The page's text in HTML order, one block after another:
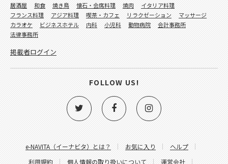
e-NAVITA（イーナビタ）とは？ お気に入り
ヘルプ
利用規約
個人情報の取り扱いについて 運営会社
居酒屋 和食 焼き鳥 懐石・会席料理 焼肉
イタリア料理
フランス料理
アジア料理 喫茶・カフェ リラクゼーション
マッサージ
カラオケ
ビジネスホテル 内科 小児科 動物病院
会計事務所
法律事務所
掲載者ログイン
FOLLOW US!